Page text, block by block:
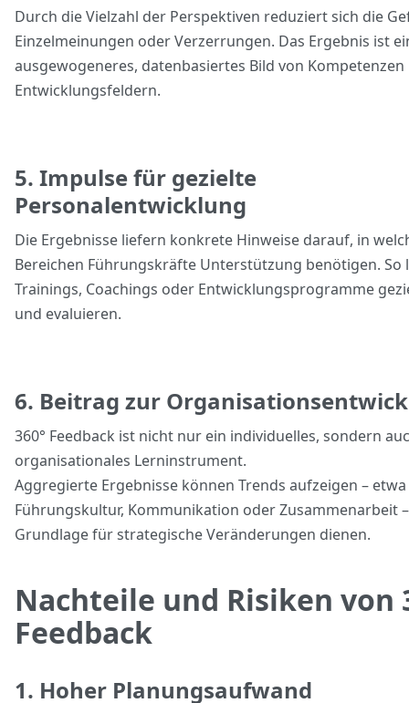
Durch die Vielzahl der Perspektiven reduziert sich die
Einzelmeinungen oder Verzerrungen. Das Ergebnis ist
ausgewogeneres, datenbasiertes Bild von Kompetenzen
Entwicklungsfeldern.
5. Impulse für gezielte
Personalentwicklung
Die Ergebnisse liefern konkrete Hinweise darauf, in
Bereichen Führungskräfte Unterstützung benötigen. So
Trainings, Coachings oder Entwicklungsprogramme
und evaluieren.
6. Beitrag zur
360° Feedback ist nicht nur ein individuelles, sondern
organisationales Lerninstrument.
Aggregierte Ergebnisse können Trends aufzeigen –
Führungskultur, Kommunikation oder Zusammenarbeit
Grundlage für strategische Veränderungen dienen.
Nachteile und Risiken von
Feedback
1. Hoher Planungsaufwand